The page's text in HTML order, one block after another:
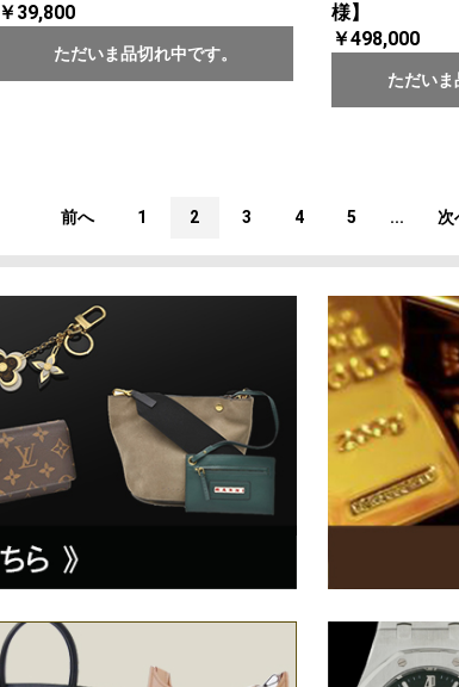
￥39,800
ただいま品切れ中です。
様】
￥498,000
ただいま
前へ 1 2 3 4 5 ... 次